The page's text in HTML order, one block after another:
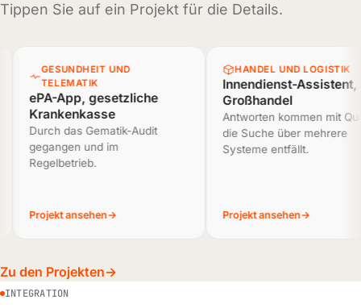
Tippen Sie auf ein Projekt für die Details.
GESUNDHEIT UND
TELEMATIK
ePA-App, gesetzliche
Krankenkasse
Durch das Gematik-Audit
gegangen und im
Regelbetrieb.
Projekt ansehen→
HANDEL UND LOGISTIK
Innendienst-Assistent,
Großhandel
Antworten kommen mit
die Suche über mehrere
Systeme entfällt.
Projekt ansehen→
Zu den Projekten
INTEGRATION